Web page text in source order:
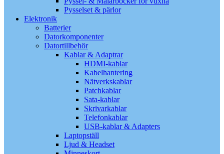
Pysselset & pärlor
Elektronik
Batterier
Datorkomponenter
Datortillbehör
Kablar & Adaptrar
HDMI-kablar
Kabelhantering
Nätverkskablar
Patchkablar
Sata-kablar
Skrivarkablar
Telefonkablar
USB-kablar & Adapters
Laptopställ
Ljud & Headset